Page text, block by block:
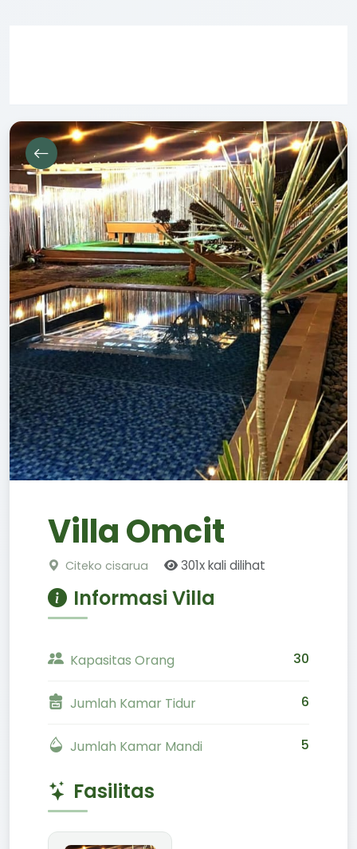
Villa Omcit
Citeko cisarua 301x kali dilihat
Informasi Villa
Kapasitas Orang 30
Jumlah Kamar Tidur 6
Jumlah Kamar Mandi 5
Fasilitas